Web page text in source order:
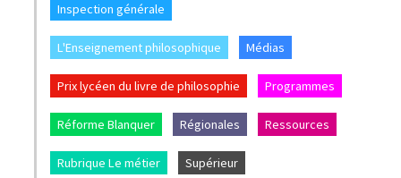
Inspection générale
L'Enseignement philosophique Médias
Prix lycéen du livre de philosophie Programmes
Réforme Blanquer Régionales Ressources
Rubrique Le métier Supérieur